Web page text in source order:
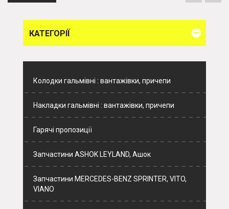
КАТЕГОРІЇ
Колодки гальмівні : вантажівки, причепи
Накладки гальмівні : вантажівки, причепи
Гарячі пропозиції
Запчастини ASHOK LEYLAND, Ашок
Запчастини MERCEDES-BENZ SPRINTER, VITO,
VIANO